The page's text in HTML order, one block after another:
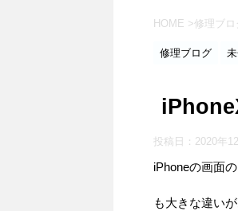
HOME >修理ブロ
修理ブログ
投稿日： 2020年
iPhoneの画面
も大きな違い